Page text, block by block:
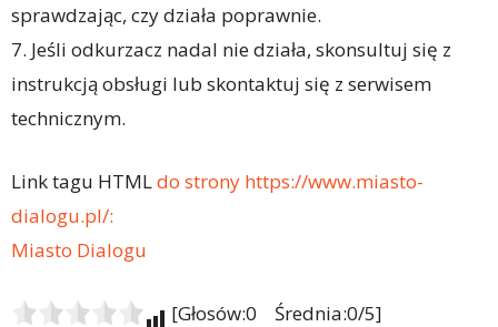
sprawdzając, czy działa poprawnie.
7. Jeśli odkurzacz nadal nie działa, skonsultuj się z
instrukcją obsługi lub skontaktuj się z serwisem
technicznym.
Link tagu HTMLdo strony https://www.miasto-
dialogu.pl/:
Miasto Dialogu
[Głosów:0 Średnia:0/5]